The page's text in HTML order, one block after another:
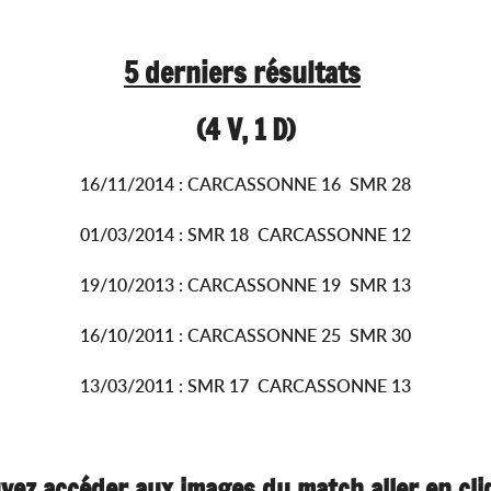
5 derniers résultats
(4 V, 1 D)
16/11/2014 : CARCASSONNE 16 SMR 28
01/03/2014 : SMR 18 CARCASSONNE 12
19/10/2013 : CARCASSONNE 19 SMR 13
16/10/2011 : CARCASSONNE 25 SMR 30
13/03/2011 : SMR 17 CARCASSONNE 13